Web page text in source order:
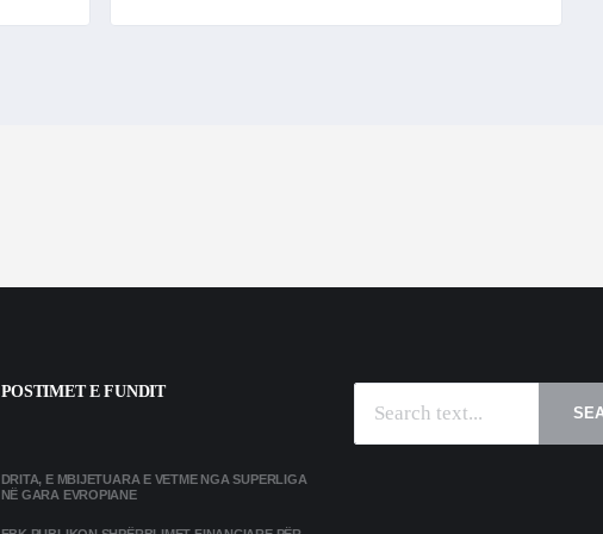
POSTIMET E FUNDIT
DRITA, E MBIJETUARA E VETME NGA SUPERLIGA
NË GARA EVROPIANE